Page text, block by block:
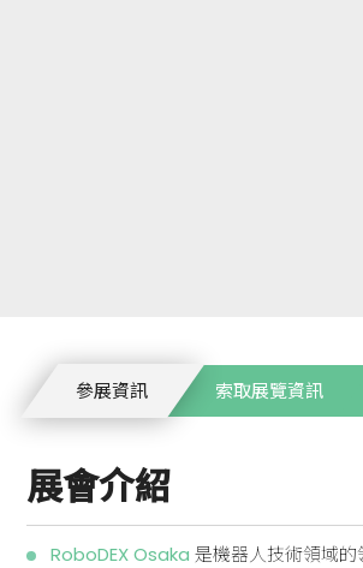
參展資訊 索取展覽資訊
展會介紹
RoboDEX Osaka 是機器人技術領域的